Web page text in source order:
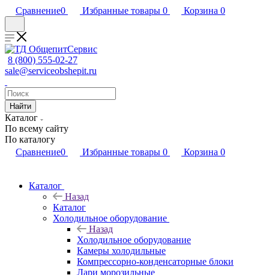
Сравнение0 Избранные товары 0 Корзина 0
8 (800) 555-02-27
sale@serviceobshepit.ru
Найти
Каталог
По всему сайту
По каталогу
Сравнение0 Избранные товары 0 Корзина 0
Каталог
Назад
Каталог
Холодильное оборудование
Назад
Холодильное оборудование
Камеры холодильные
Компрессорно-конденсаторные блоки
Лари морозильные